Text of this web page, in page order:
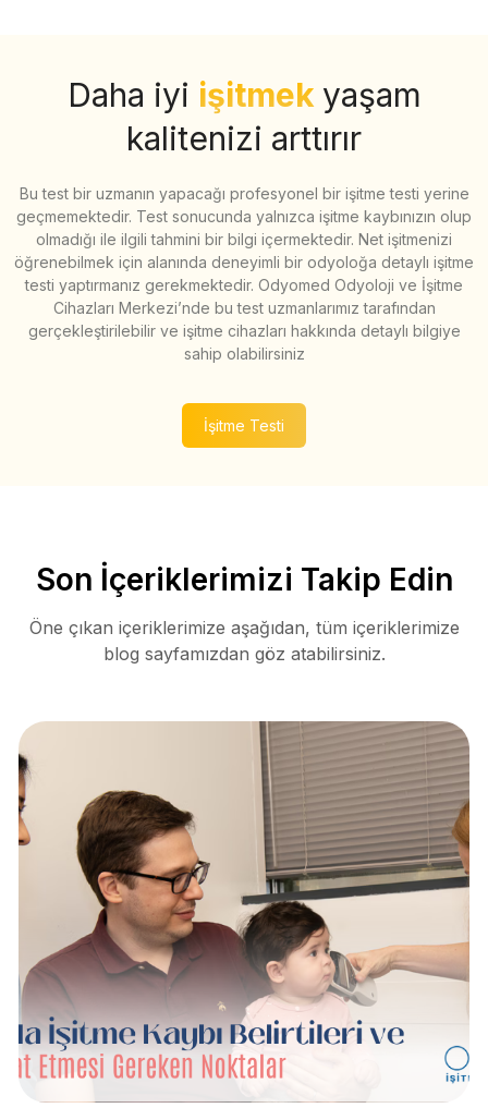
Daha iyi işitmek yaşam
kalitenizi arttırır
Bu test bir uzmanın yapacağı profesyonel bir işitme testi yerine
geçmemektedir. Test sonucunda yalnızca işitme kaybınızın olup
olmadığı ile ilgili tahmini bir bilgi içermektedir. Net işitmenizi
öğrenebilmek için alanında deneyimli bir odyoloğa detaylı işitme
testi yaptırmanız gerekmektedir. Odyomed Odyoloji ve İşitme
Cihazları Merkezi’nde bu test uzmanlarımız tarafından
gerçekleştirilebilir ve işitme cihazları hakkında detaylı bilgiye
sahip olabilirsiniz
İşitme Testi
Son İçeriklerimizi Takip Edin
Öne çıkan içeriklerimize aşağıdan, tüm içeriklerimize
blog sayfamızdan göz atabilirsiniz.